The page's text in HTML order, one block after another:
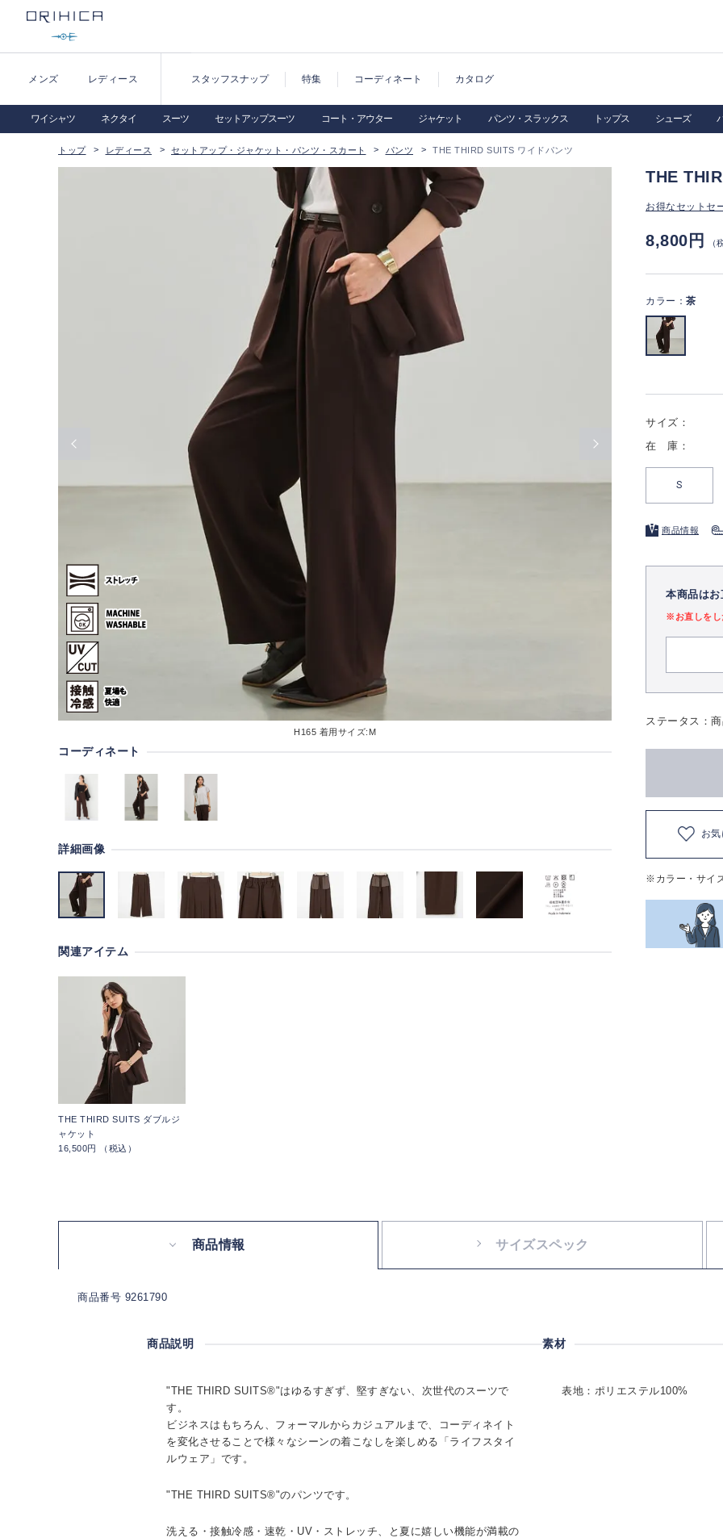
メンズ レディース スタッフスナップ 特集 コーディネート カタログ
ワイシャツ ネクタイ スーツ セットアップスーツ コート・アウター ジャケット パンツ・スラックス トップス シューズ
トップ レディース セットアップ・ジャケット・パンツ・スカート パンツ THE THIRD SUITS ワイドパンツ
H165 着用サイズ:M
コーディネート
詳細画像
関連アイテム
THE THIRD SUITS ダブルジ
ャケット
16,500円 （税込）
THE
お得なセットセ
8,800円 （
カラー： 茶
サイズ：
在 庫：
S
商品情報
本商品は
※お直しをし
ステータス：
お
※カラー・サイ
商品情報 サイズスペック
商品番号 9261790
商品説明
"THE THIRD SUITS®"はゆるすぎず、堅すぎない、次世代のスーツで
す。
ビジネスはもちろん、フォーマルからカジュアルまで、コーディネイト
を変化させることで様々なシーンの着こなしを楽しめる「ライフスタイ
ルウェア」です。
"THE THIRD SUITS®"のパンツです。
洗える・接触冷感・速乾・UV・ストレッチ、と夏に嬉しい機能が満載の
素材
表地：ポリエステル100%